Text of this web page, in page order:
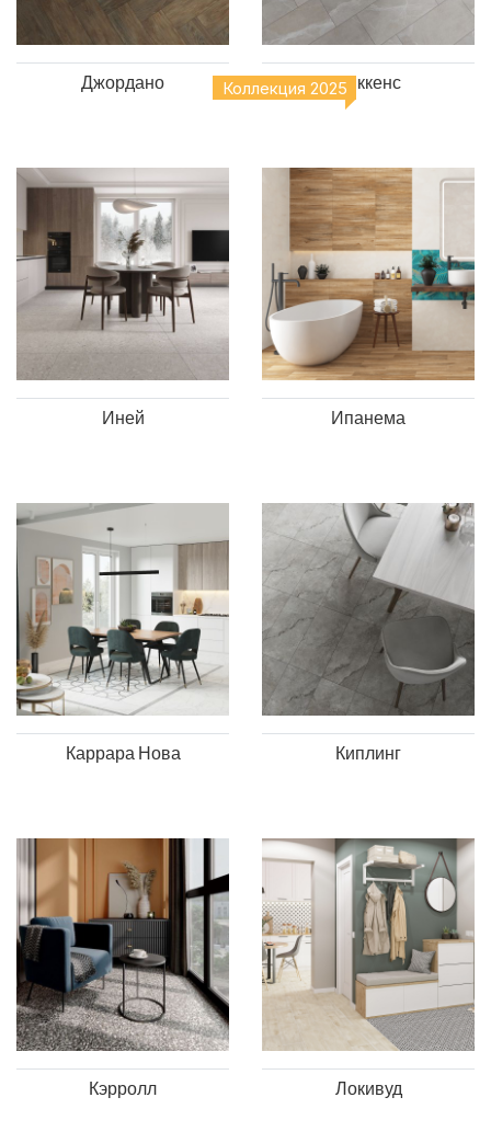
Джордано Диккенс
Иней
Коллекция 2025
Ипанема
Каррара Нова Киплинг
Кэрролл Локивуд